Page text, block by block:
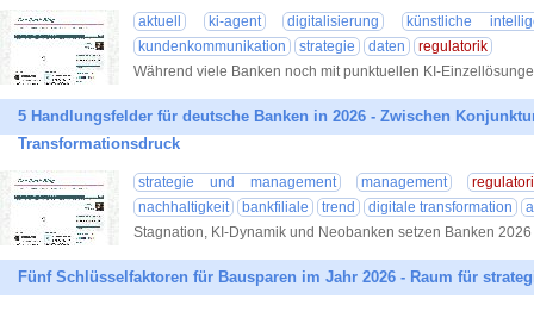
aktuell ki-agent digitalisierung
künstliche
kundenkommunikation
strategie daten
regulatorik
Während viele Banken noch mit punktuellen KI-
5 Handlungsfelder für deutsche Banken in 2026 - Zwischen
Transformationsdruck
strategie und management management
nachhaltigkeit
bankfiliale trend digitale transformation
Stagnation, KI-Dynamik und Neobanken setzen Banken 2026
Fünf Schlüsselfaktoren für Bausparen im Jahr 2026 - Raum für